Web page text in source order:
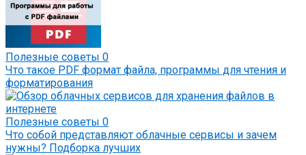
Полезные советы 0
Что такое PDF формат файла, программы для чтения и
форматирования
Полезные советы 0
Что собой представляют облачные сервисы и зачем
нужны? Подборка лучших